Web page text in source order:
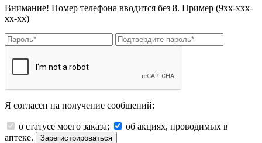
Внимание! Номер телефона вводится без 8. Пример (9хх-ххх-
хх-хх)
Я согласен на получение сообщений:
о статусе моего заказа;
об акциях, проводимых в
аптеке.
Зарегистрироваться